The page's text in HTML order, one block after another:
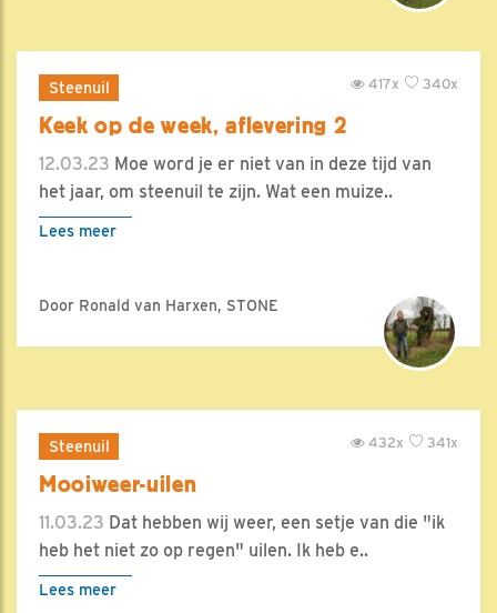
Steenuil 340x
417x
Keek op de week, aflevering 2
12.03.23 Moe word je er niet van in deze tijd van
het jaar, om steenuil te zijn. Wat een muize..
Lees meer
Door Ronald van Harxen, STONE
Steenuil 341x
432x
Mooiweer-uilen
11.03.23 Dat hebben wij weer, een setje van die "ik
heb het niet zo op regen" uilen. Ik heb e..
Lees meer